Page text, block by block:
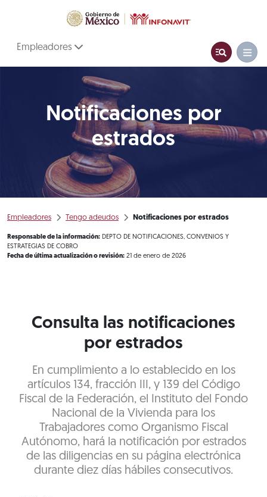
Empleadores
Notificaciones por
estrados
Empleadores Tengo adeudos Notificaciones por estrados
Responsable de la información: DEPTO DE NOTIFICACIONES, CONVENIOS Y
ESTRATEGIAS DE COBRO
Fecha de última actualización o revisión: 21 de enero de 2026
Consulta las notificaciones
por estrados
En cumplimiento a lo establecido en los
artículos 134, fracción III, y 139 del Código
Fiscal de la Federación, el Instituto del Fondo
Nacional de la Vivienda para los
Trabajadores como Organismo Fiscal
Autónomo, hará la notificación por estrados
de las diligencias en su página electrónica
durante diez días hábiles consecutivos.